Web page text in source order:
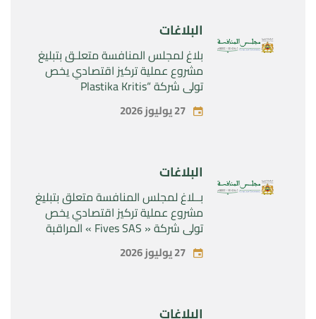
البلاغات
بلاغ لمجلس المنافسة متعلـق بتبليغ
مشروع عملية تركيز اقتصادي يخص
تولي شركة “Plastika Kritis
SA”المراقبة الحصرية لشركة
“Naturplas Industrial SARL” 27 يوليوز 2026
البلاغات
بــلاغ لمجلس المنافسة متعلق بتبليغ
مشروع عملية تركيز اقتصادي يخص
تولي شركة « Fives SAS » المراقبة
الحصرية لشركة « Aries Industries
SAS »27 يوليوز 2026
البلاغات